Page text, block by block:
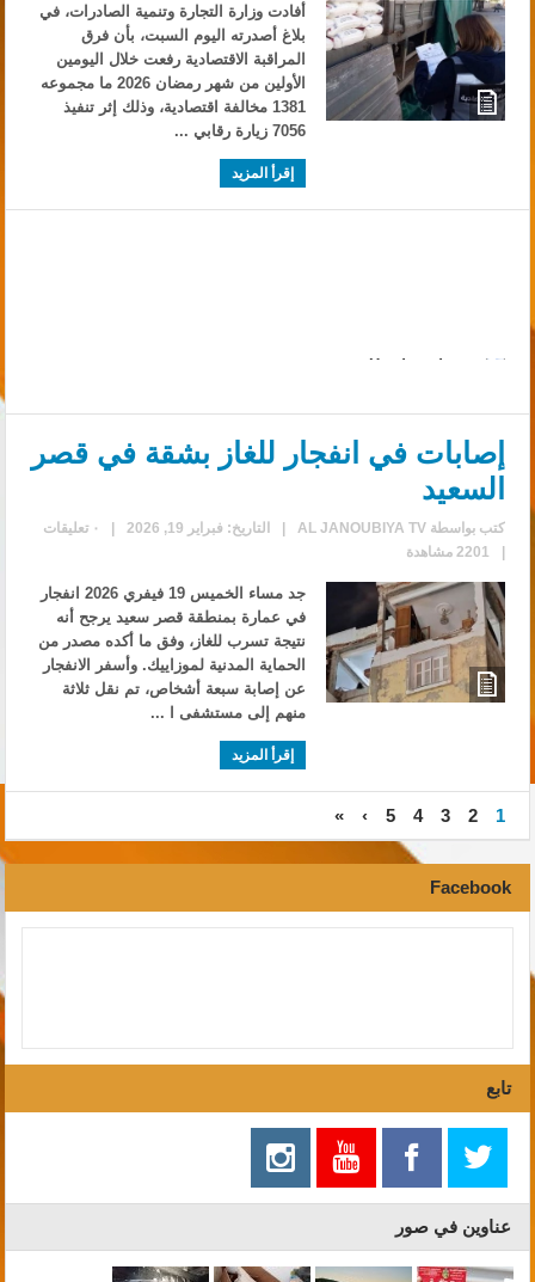
أفادت وزارة التجارة وتنمية الصادرات، في
بلاغ أصدرته اليوم السبت، بأن فرق
المراقبة الاقتصادية رفعت خلال اليومين
الأولين من شهر رمضان 2026 ما مجموعه
1381 مخالفة اقتصادية، وذلك إثر تنفيذ
7056 زيارة رقابي ...
إقرأ المزيد
إصابات في انفجار للغاز بشقة في قصر
السعيد
كتب بواسطةAL JANOUBIYA TV
| التاريخ: فبراير 19, 2026 |
٠ تعليقات
|
2201 مشاهدة
جد مساء الخميس 19 فيفري 2026 انفجار
في عمارة بمنطقة قصر سعيد يرجح أنه
نتيجة تسرب للغاز، وفق ما أكده مصدر من
الحماية المدنية لموزاييك. وأسفر الانفجار
عن إصابة سبعة أشخاص، تم نقل ثلاثة
منهم إلى مستشفى ا ...
إقرأ المزيد
1
2
3
4
5
›
»
Facebook
تابع
عناوين في صور